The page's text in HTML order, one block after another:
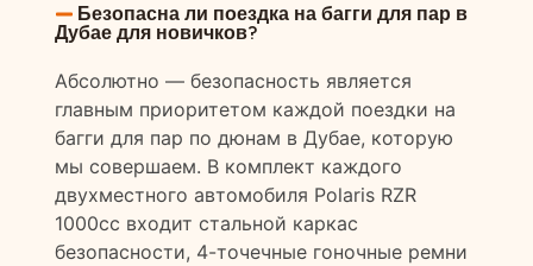
Безопасна ли поездка на багги для пар в
Дубае для новичков?
Абсолютно — безопасность является
главным приоритетом каждой поездки на
багги для пар по дюнам в Дубае, которую
мы совершаем. В комплект каждого
двухместного автомобиля Polaris RZR
1000cc входит стальной каркас
безопасности, 4-точечные гоночные ремни